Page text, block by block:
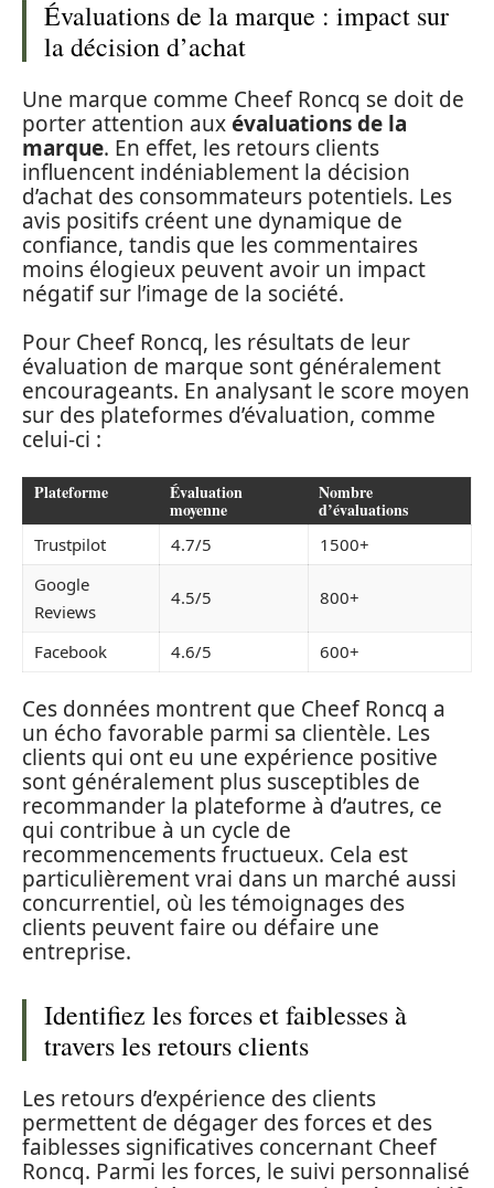
Évaluations de la marque : impact sur
la décision d’achat
Une marque comme Cheef Roncq se doit de
porter attention auxévaluations de la
marque. En effet, les retours clients
influencent indéniablement la décision
d’achat des consommateurs potentiels. Les
avis positifs créent une dynamique de
confiance, tandis que les commentaires
moins élogieux peuvent avoir un impact
négatif sur l’image de la société.
Pour Cheef Roncq, les résultats de leur
évaluation de marque sont généralement
encourageants. En analysant le score moyen
sur des plateformes d’évaluation, comme
celui-ci :
Plateforme Évaluation
moyenne
Nombre
d’évaluations
Trustpilot 4.7/5
1500+
Google
Reviews
4.5/5 800+
Facebook 4.6/5 600+
Ces données montrent que Cheef Roncq a
un écho favorable parmi sa clientèle. Les
clients qui ont eu une expérience positive
sont généralement plus susceptibles de
recommander la plateforme à d’autres, ce
qui contribue à un cycle de
recommencements fructueux. Cela est
particulièrement vrai dans un marché aussi
concurrentiel, où les témoignages des
clients peuvent faire ou défaire une
entreprise.
Identifiez les forces et faiblesses à
travers les retours clients
Les retours d’expérience des clients
permettent de dégager des forces et des
faiblesses significatives concernant Cheef
Roncq. Parmi les forces, le suivi personnalisé